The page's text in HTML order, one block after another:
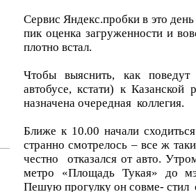
Сервис Яндекс.пробки в это
пик оценка загруженности и
плотно встал.
Чтобы выяснить, как
автобусе, кстати) к Казанской
назначена очередная коллегия.
Ближе к 10.00 начали
странно смотрелось – все ж
честно отказался от авто.
метро «Площадь Тукая» до
Пешую прогулку он совме- стил